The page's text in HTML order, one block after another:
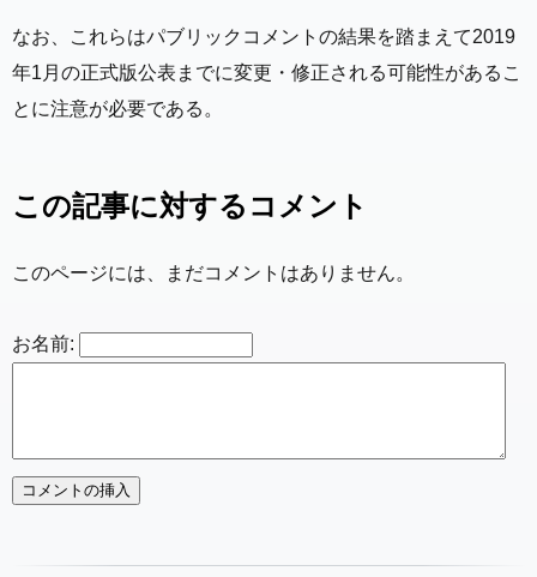
なお、これらはパブリックコメントの結果を踏まえて2019
年1月の正式版公表までに変更・修正される可能性があるこ
とに注意が必要である。
この記事に対するコメント
このページには、まだコメントはありません。
お名前: